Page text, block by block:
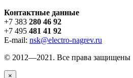
Контактные данные
+7 383 280 46 92
+7 495 481 41 92
E-mail: nsk@electro-nagrev.ru
© 2012—2021. Все права защищены
×